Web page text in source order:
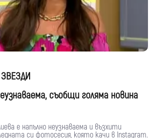
ЗВЕЗДИ
съобщи голяма новина
е напълно неузнаваема и възхити
си фотосесия, която качи в Instagram.